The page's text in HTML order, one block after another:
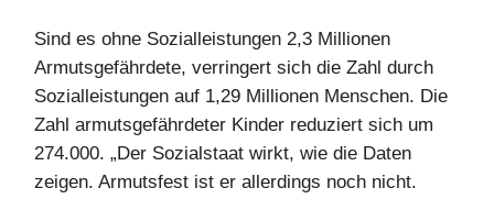
Sind es ohne Sozialleistungen 2,3 Millionen
Armutsgefährdete, verringert sich die Zahl durch
Sozialleistungen auf 1,29 Millionen Menschen. Die
Zahl armutsgefährdeter Kinder reduziert sich um
274.000. „Der Sozialstaat wirkt, wie die Daten
zeigen. Armutsfest ist er allerdings noch nicht.